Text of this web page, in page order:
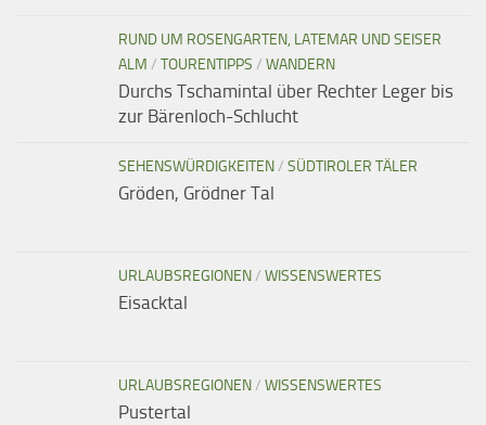
RUND UM ROSENGARTEN, LATEMAR UND SEISER
ALM / TOURENTIPPS / WANDERN
Durchs Tschamintal über Rechter Leger bis
zur Bärenloch-Schlucht
SEHENSWÜRDIGKEITEN/ SÜDTIROLER TÄLER
Gröden, Grödner Tal
URLAUBSREGIONEN/ WISSENSWERTES
Eisacktal
URLAUBSREGIONEN/ WISSENSWERTES
Pustertal